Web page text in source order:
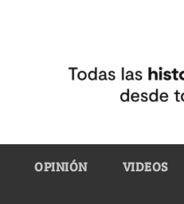
OPINIÓN VIDEOS